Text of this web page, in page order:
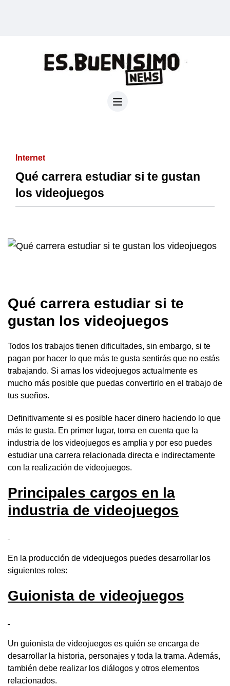
Internet
Qué carrera estudiar si te gustan
los videojuegos
Qué carrera estudiar si te
gustan los videojuegos
Todos los trabajos tienen dificultades, sin embargo, si te
pagan por hacer lo que más te gusta sentirás que no estás
trabajando. Si amas los videojuegos actualmente es
mucho más posible que puedas convertirlo en el trabajo de
tus sueños.
Definitivamente si es posible hacer dinero haciendo lo que
más te gusta. En primer lugar, toma en cuenta que la
industria de los videojuegos es amplia y por eso puedes
estudiar una carrera relacionada directa e indirectamente
con la realización de videojuegos.
Principales cargos en la
industria de videojuegos
En la producción de videojuegos puedes desarrollar los
siguientes roles:
Guionista de videojuegos
Un guionista de videojuegos es quién se encarga de
desarrollar la historia, personajes y toda la trama. Además,
también debe realizar los diálogos y otros elementos
relacionados.